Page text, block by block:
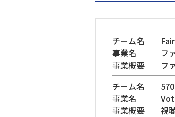
チーム名 Fair
事業名 ファ
事業概要 ファ
チーム名
事業名
事業概要 視聴